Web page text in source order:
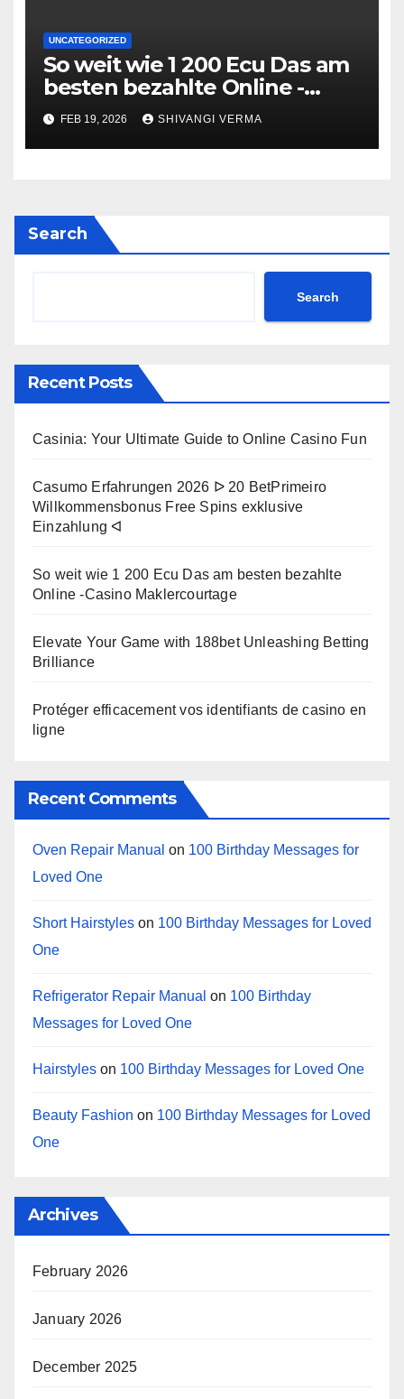
UNCATEGORIZED
So weit wie 1 200 Ecu Das am
besten bezahlte Online -
Casino Maklercourtage
FEB 19, 2026 SHIVANGI VERMA
Search
Search
Recent Posts
Casinia: Your Ultimate Guide to Online Casino Fun
Casumo Erfahrungen 2026 ᐅ 20 BetPrimeiro
Willkommensbonus Free Spins exklusive
Einzahlung ᐊ
So weit wie 1 200 Ecu Das am besten bezahlte
Online -Casino Maklercourtage
Elevate Your Game with 188bet Unleashing Betting
Brilliance
Protéger efficacement vos identifiants de casino en
ligne
Recent Comments
Oven Repair Manual on 100 Birthday Messages for
Loved One
Short Hairstyles on 100 Birthday Messages for Loved
One
Refrigerator Repair Manual on 100 Birthday
Messages for Loved One
Hairstyles on 100 Birthday Messages for Loved One
Beauty Fashion on 100 Birthday Messages for Loved
One
Archives
February 2026
January 2026
December 2025